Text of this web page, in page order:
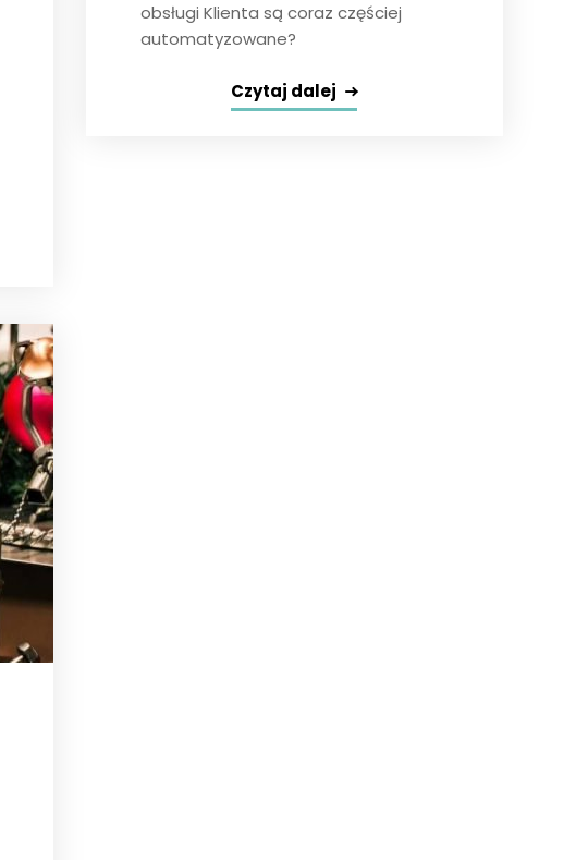
obsługi Klienta są coraz częściej
automatyzowane?
Czytaj dalej